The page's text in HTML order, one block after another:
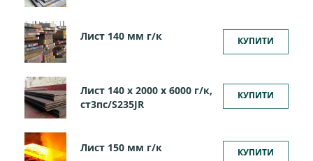
Лист 140 мм г/к КУПИТИ
Лист 140 х 2000 х 6000 г/к,
ст3пс/S235JR
КУПИТИ
Лист 150 мм г/к КУПИТИ